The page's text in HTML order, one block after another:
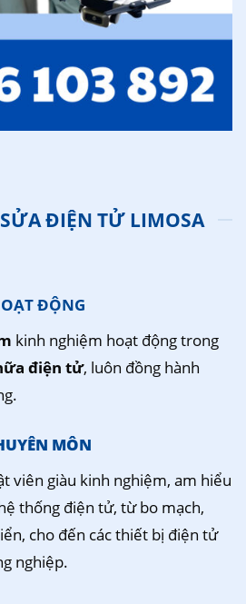
ĐIỆN TỬ LIMOSA
ĐỘNG
kinh nghiệm hoạt động trong
điện tử, luôn đồng hành
MÔN
viên giàu kinh nghiệm, am hiểu
thống điện tử, từ bo mạch,
cho đến các thiết bị điện tử
nghiệp.